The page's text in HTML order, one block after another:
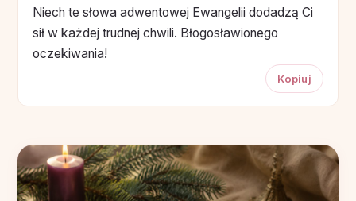
Niech te słowa adwentowej Ewangelii dodadzą Ci
sił w każdej trudnej chwili. Błogosławionego
oczekiwania!
Kopiuj